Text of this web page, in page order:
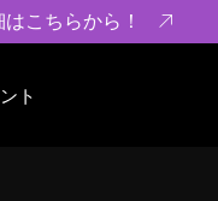
こちらから！
ト